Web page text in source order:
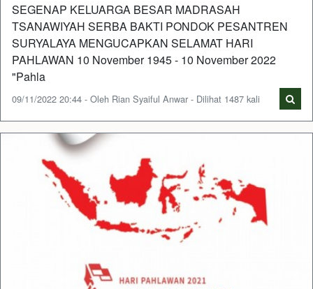
SEGENAP KELUARGA BESAR MADRASAH
TSANAWIYAH SERBA BAKTI PONDOK PESANTREN
SURYALAYA MENGUCAPKAN SELAMAT HARI
PAHLAWAN 10 November 1945 - 10 November 2022
"Pahla
09/11/2022 20:44 - Oleh Rian Syaiful Anwar - Dilihat 1487 kali